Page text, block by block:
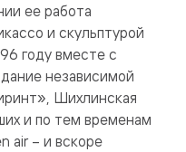
ее работа
и скульптурой
году вместе с
независимой
Шихлинская
и по тем временам
air – и вскоре